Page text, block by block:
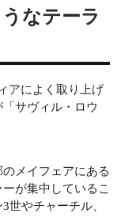
なテーラ
アによく取り上げ
サヴィル・ロウ
メイフェアにある
が集中しているこ
世やチャーチル、